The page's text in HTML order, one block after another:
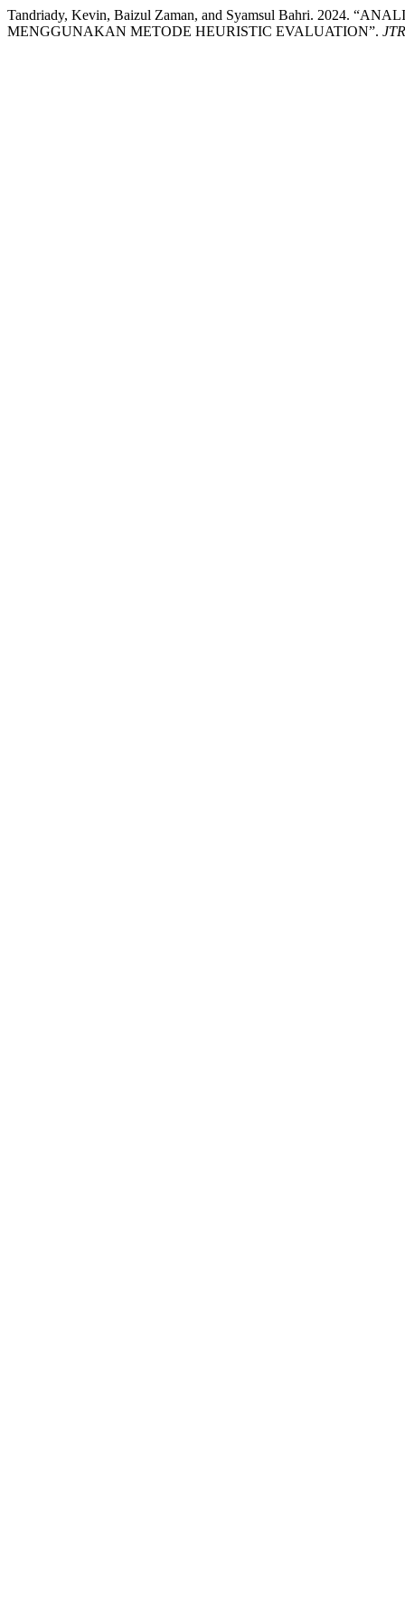
Tandriady, Kevin, Baizul Zaman, and Syamsul Bahri. 2024.
MENGGUNAKAN METODE HEURISTIC EVALUATION”.